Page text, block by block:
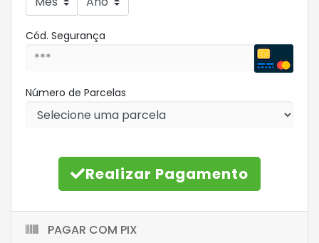
Cód. Segurança
Número de Parcelas
Realizar Pagamento
PAGAR COM PIX